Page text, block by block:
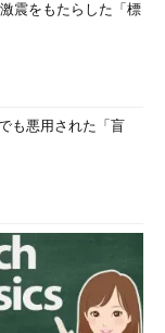
震をもたらした「標
も悪用された「盲